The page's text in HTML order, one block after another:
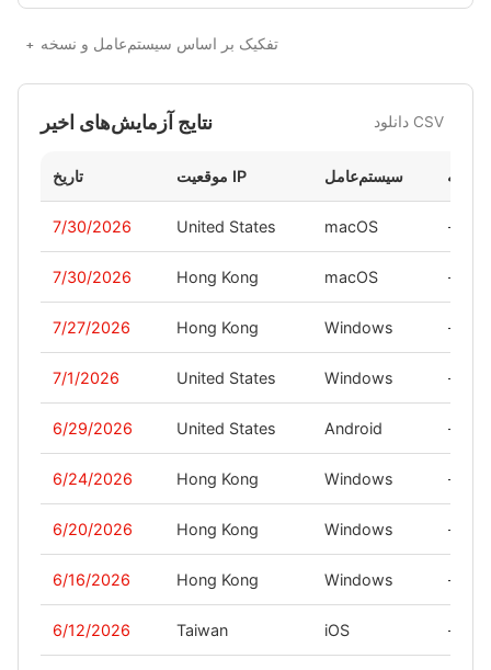
تفکیک بر اساس سیستم‌عامل و نسخه
نتایج آزمایش‌های اخیر دانلود CSV
تاریخ موقعیت IP سیستم‌عامل نسخه
7/30/2026 United States macOS -
7/30/2026 Hong Kong macOS -
7/27/2026 Hong Kong Windows -
7/1/2026 United States Windows -
6/29/2026 United States Android -
6/24/2026 Hong Kong Windows -
6/20/2026 Hong Kong Windows -
6/16/2026 Hong Kong Windows -
6/12/2026 Taiwan iOS -